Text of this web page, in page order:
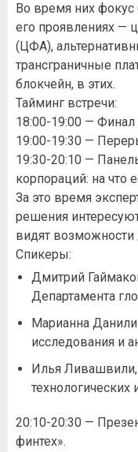
Во время них фокус
его проявлениях —
(ЦФА),
трансграничные
блокчейн, в этих.
Тайминг встречи:
18:00-19:00 — Финал
19:00-19:30 —
19:30-20:10 —
корпораций: на что
За это время
решения
видят возможности
Спикеры:
Дмитрий
Департамента
Марианна
исследования и
Илья Ливашвили,
технологических
20:10-20:30 —
финтех».